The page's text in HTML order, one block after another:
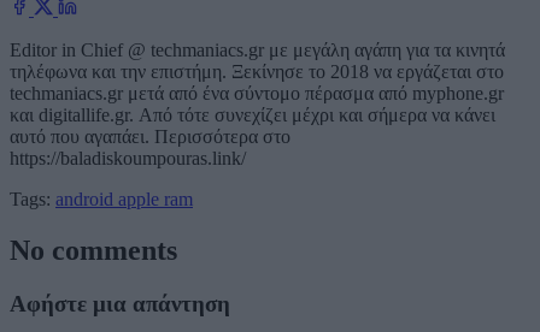
Editor in Chief @ techmaniacs.gr με μεγάλη αγάπη για τα κινητά
τηλέφωνα και την επιστήμη. Ξεκίνησε το 2018 να εργάζεται στο
techmaniacs.gr μετά από ένα σύντομο πέρασμα από myphone.gr
και digitallife.gr. Από τότε συνεχίζει μέχρι και σήμερα να κάνει
αυτό που αγαπάει. Περισσότερα στο
https://baladiskoumpouras.link/
Tags: android apple ram
No comments
Αφήστε μια απάντηση